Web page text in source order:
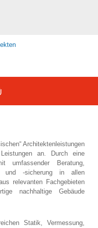
Architektenleistungen
an. Durch eine
umfassender Beratung,
und -sicherung in allen
relevanten Fachgebieten
nachhaltige Gebäude
Statik, Vermessung,